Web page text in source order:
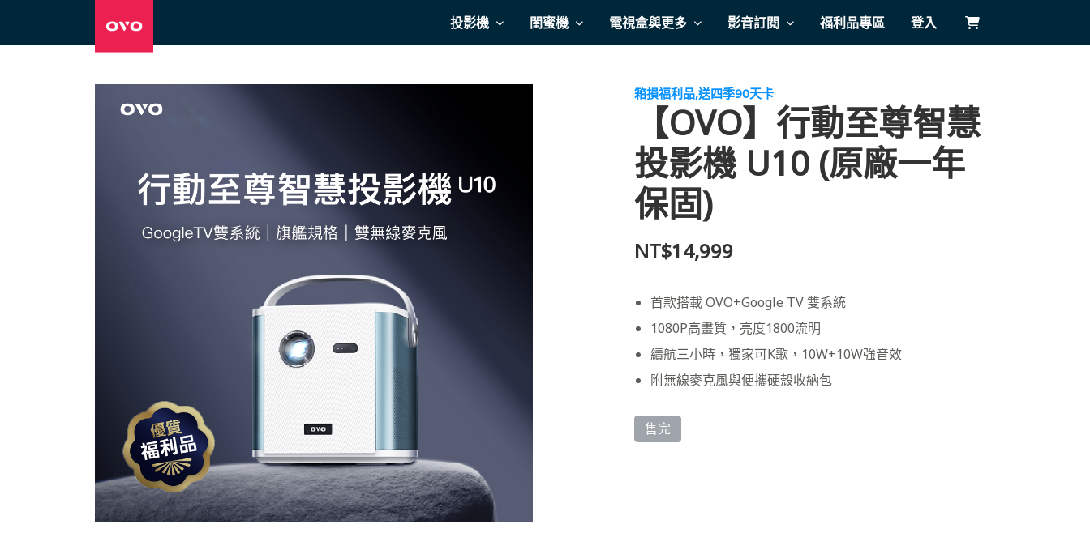
投影機 閨蜜機 電視盒與更多 影音訂閱 福利品專區 登入
箱損福利品,送四季90天卡
【OVO】行動至尊智慧
投影機 U10 (原廠一年
保固)
NT$14,999
首款搭載 OVO+Google TV 雙系統
1080P高畫質，亮度1800流明
續航三小時，獨家可K歌，10W+10W強音效
附無線麥克風與便攜硬殼收納包
售完